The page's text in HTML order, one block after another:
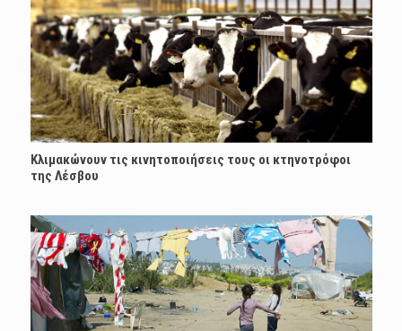
Κλιμακώνουν τις κινητοποιήσεις τους οι κτηνοτρόφοι
της Λέσβου